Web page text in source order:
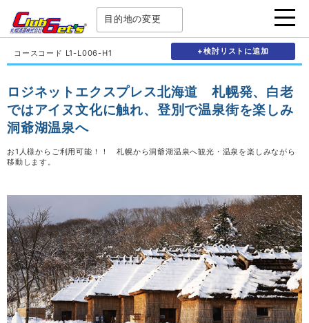
目的地の変更
コースコード L1-L006-H1 +検討リストに追加
ロジネットエクスプレス北海道 札幌発、白老
ではアイヌ文化に触れ、登別で温泉街を楽しみ
洞爺湖温泉へ
お1人様からご利用可能！！ 札幌から洞爺湖温泉へ観光・温泉を楽しみながら
移動します。